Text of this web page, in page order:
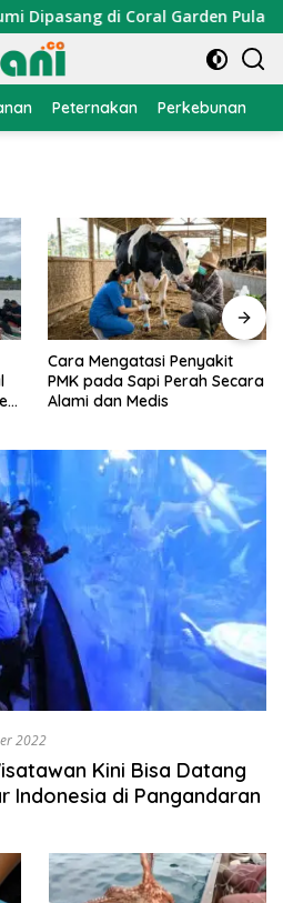
di Coral Garden Pulau
Peternakan Perkebunan
Cara Mengatasi Penyakit
PMK pada Sapi Perah Secara
Alami dan Medis
2022
Kini Bisa Datang
Indonesia di Pangandaran